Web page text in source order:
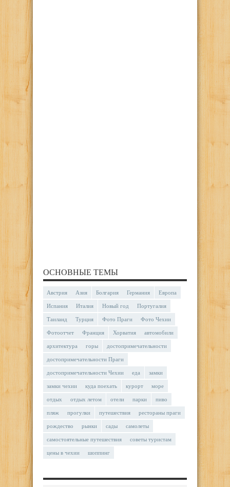
ОСНОВНЫЕ ТЕМЫ
Австрия Азия Болгария Германия Европа
Испания Италия Новый год Португалия
Таиланд Турция Фото Праги Фото Чехии
Фотоотчет Франция Хорватия автомобили
архитектура горы достопримечательности
достопримечательности Праги
достопримечательности Чехии еда замки
замки чехии куда поехать курорт море
отдых отдых летом отели парки пиво
пляж прогулки путешествия рестораны праги
рождество рынки сады самолеты
самостоятельные путешествия советы туристам
цены в чехии шоппинг